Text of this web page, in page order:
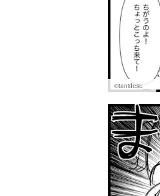
©tanidesu__